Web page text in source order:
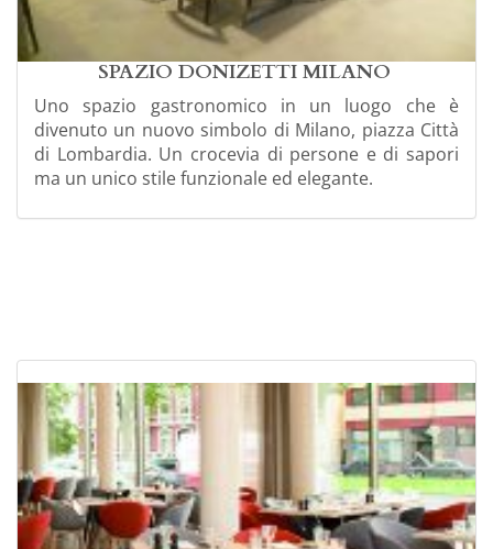
SPAZIO DONIZETTI MILANO
Uno spazio gastronomico in un luogo che è
divenuto un nuovo simbolo di Milano, piazza Città
di Lombardia. Un crocevia di persone e di sapori
ma un unico stile funzionale ed elegante.